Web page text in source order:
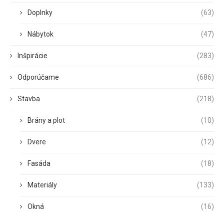
Doplnky (63)
Nábytok (47)
Inšpirácie (283)
Odporúčame (686)
Stavba (218)
Brány a plot (10)
Dvere (12)
Fasáda (18)
Materiály (133)
Okná (16)